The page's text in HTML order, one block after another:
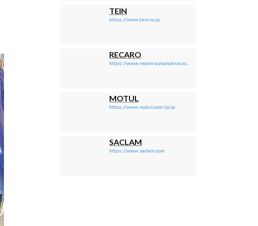
TEIN
https://www.tein.co.jp
RECARO
MOTUL
https://www.motul.com/jp/ja
SACLAM
https://www.saclam.com